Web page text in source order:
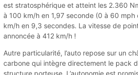
est stratosphérique et atteint les 2.360
à 100 km/h en 1,97 seconde (0 à 60 mph
km/h en 9,3 secondes. La vitesse de
annoncée à 412 km/h !
Autre particularité, l’auto repose sur un
carbone qui intègre directement le pack
structure porteuse. L’autonomie est